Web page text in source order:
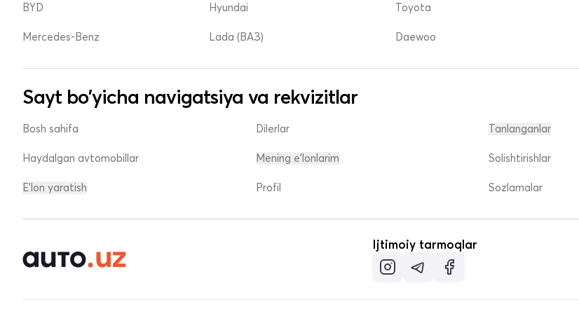
BYD
Mercedes-Benz
Hyundai
Lada (ВАЗ)
Toyota
Daewoo
Sayt bo'yicha navigatsiya va rekvizitlar
Bosh sahifa
Haydalgan avtomobillar
E'lon yaratish
Dilerlar
Mening e'lonlarim
Profil
Tanlanganlar
Solishtirishlar
Sozlamalar
Ijtimoiy tarmoqlar